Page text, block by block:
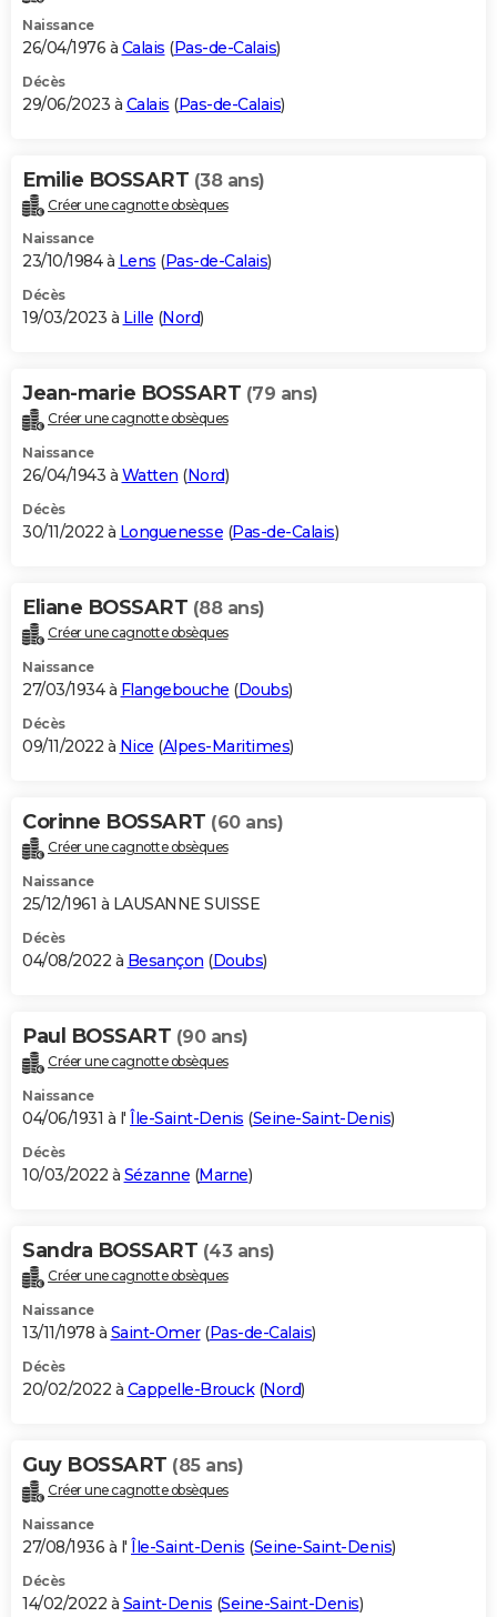
Naissance
26/04/1976 à Calais (Pas-de-Calais)
Décès
29/06/2023 à Calais (Pas-de-Calais)
Emilie BOSSART (38 ans)
Créer une cagnotte obsèques
Naissance
23/10/1984 à Lens (Pas-de-Calais)
Décès
19/03/2023 à Lille (Nord)
Jean-marie BOSSART (79 ans)
Créer une cagnotte obsèques
Naissance
26/04/1943 à Watten (Nord)
Décès
30/11/2022 à Longuenesse (Pas-de-Calais)
Eliane BOSSART (88 ans)
Créer une cagnotte obsèques
Naissance
27/03/1934 à Flangebouche (Doubs)
Décès
09/11/2022 à Nice (Alpes-Maritimes)
Corinne BOSSART (60 ans)
Créer une cagnotte obsèques
Naissance
25/12/1961 à LAUSANNE SUISSE
Décès
04/08/2022 à Besançon (Doubs)
Paul BOSSART (90 ans)
Créer une cagnotte obsèques
Naissance
04/06/1931 à l' Île-Saint-Denis (Seine-Saint-Denis)
Décès
10/03/2022 à Sézanne (Marne)
Sandra BOSSART (43 ans)
Créer une cagnotte obsèques
Naissance
13/11/1978 à Saint-Omer(Pas-de-Calais)
Décès
20/02/2022 à Cappelle-Brouck(Nord)
Guy BOSSART (85 ans)
Créer une cagnotte obsèques
Naissance
27/08/1936 à l' Île-Saint-Denis (Seine-Saint-Denis)
Décès
14/02/2022 à Saint-Denis (Seine-Saint-Denis)